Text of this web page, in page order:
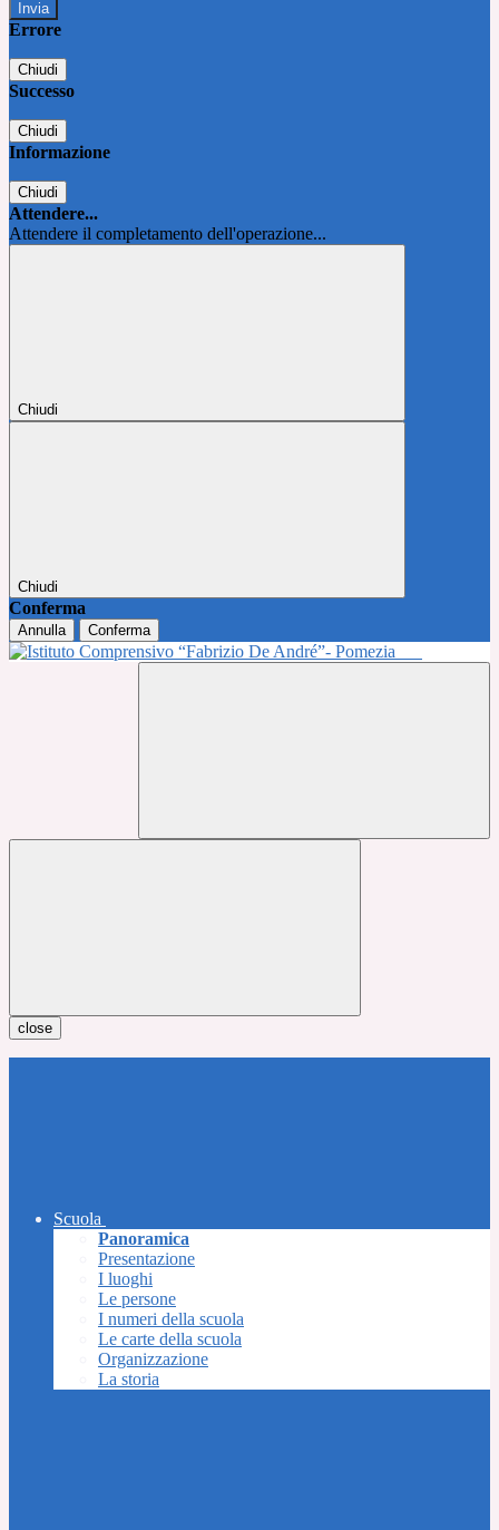
Errore
Chiudi
Successo
Chiudi
Informazione
Chiudi
Attendere...
Attendere il completamento dell'operazione...
Chiudi
Chiudi
Conferma
Annulla Conferma
close
Scuola
Panoramica
Presentazione
I luoghi
Le persone
I numeri della scuola
Le carte della scuola
Organizzazione
La storia